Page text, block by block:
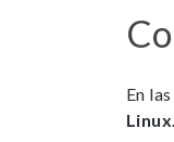
En
Linux.